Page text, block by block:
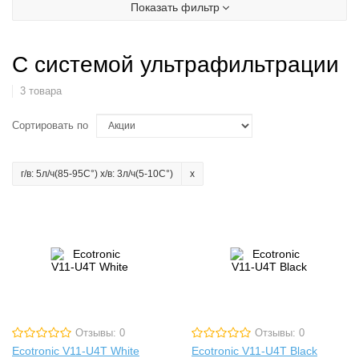
Показать фильтр
С системой ультрафильтрации
3 товара
Сортировать по
г/в: 5л/ч(85-95C°) х/в: 3л/ч(5-10C°)
Отзывы: 0
Ecotronic V11-U4T White
Отзывы: 0
Ecotronic V11-U4T Black